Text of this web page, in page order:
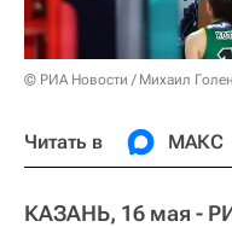
© РИА Новости / Михаил
Читать в МАКС
КАЗАНЬ, 16 мая -